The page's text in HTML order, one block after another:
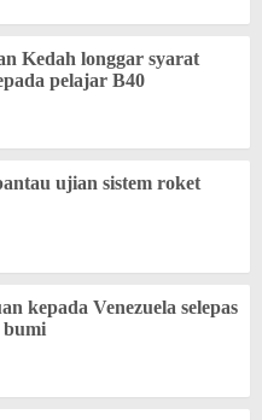
Kedah longgar syarat
pelajar B40
ujian sistem roket
kepada Venezuela selepas
bumi